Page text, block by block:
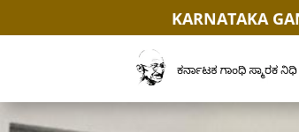
KARNATAKA